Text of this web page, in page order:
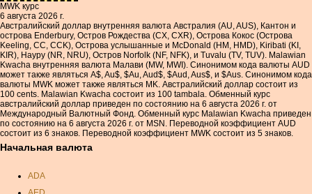
MWK курс
6 августа 2026 г.
Австралийский доллар внутренняя валюта Австралия (AU, AUS), Кантон и
острова Enderbury, Остров Рождества (CX, CXR), Острова Кокос (Острова
Keeling, CC, CCK), Острова услышанные и McDonald (HM, HMD), Kiribati (KI,
KIR), Науру (NR, NRU), Остров Norfolk (NF, NFK), и Tuvalu (TV, TUV). Malawian
Kwacha внутренняя валюта Малави (MW, MWI). Синонимом кода валюты AUD
может также являться A$, Au$, $Au, Aud$, $Aud, Aus$, и $Aus. Синонимом кода
валюты MWK может также являться MK. Австралийский доллар состоит из
100 cents. Malawian Kwacha состоит из 100 tambala. Обменный курс
австралийский доллар приведен по состоянию на 6 августа 2026 г. от
Международный Валютный Фонд. Обменный курс Malawian Kwacha приведен
по состоянию на 6 августа 2026 г. от MSN. Переводной коэффициент AUD
состоит из 6 знаков. Переводной коэффициент MWK состоит из 5 знаков.
Начальная валюта
ADA